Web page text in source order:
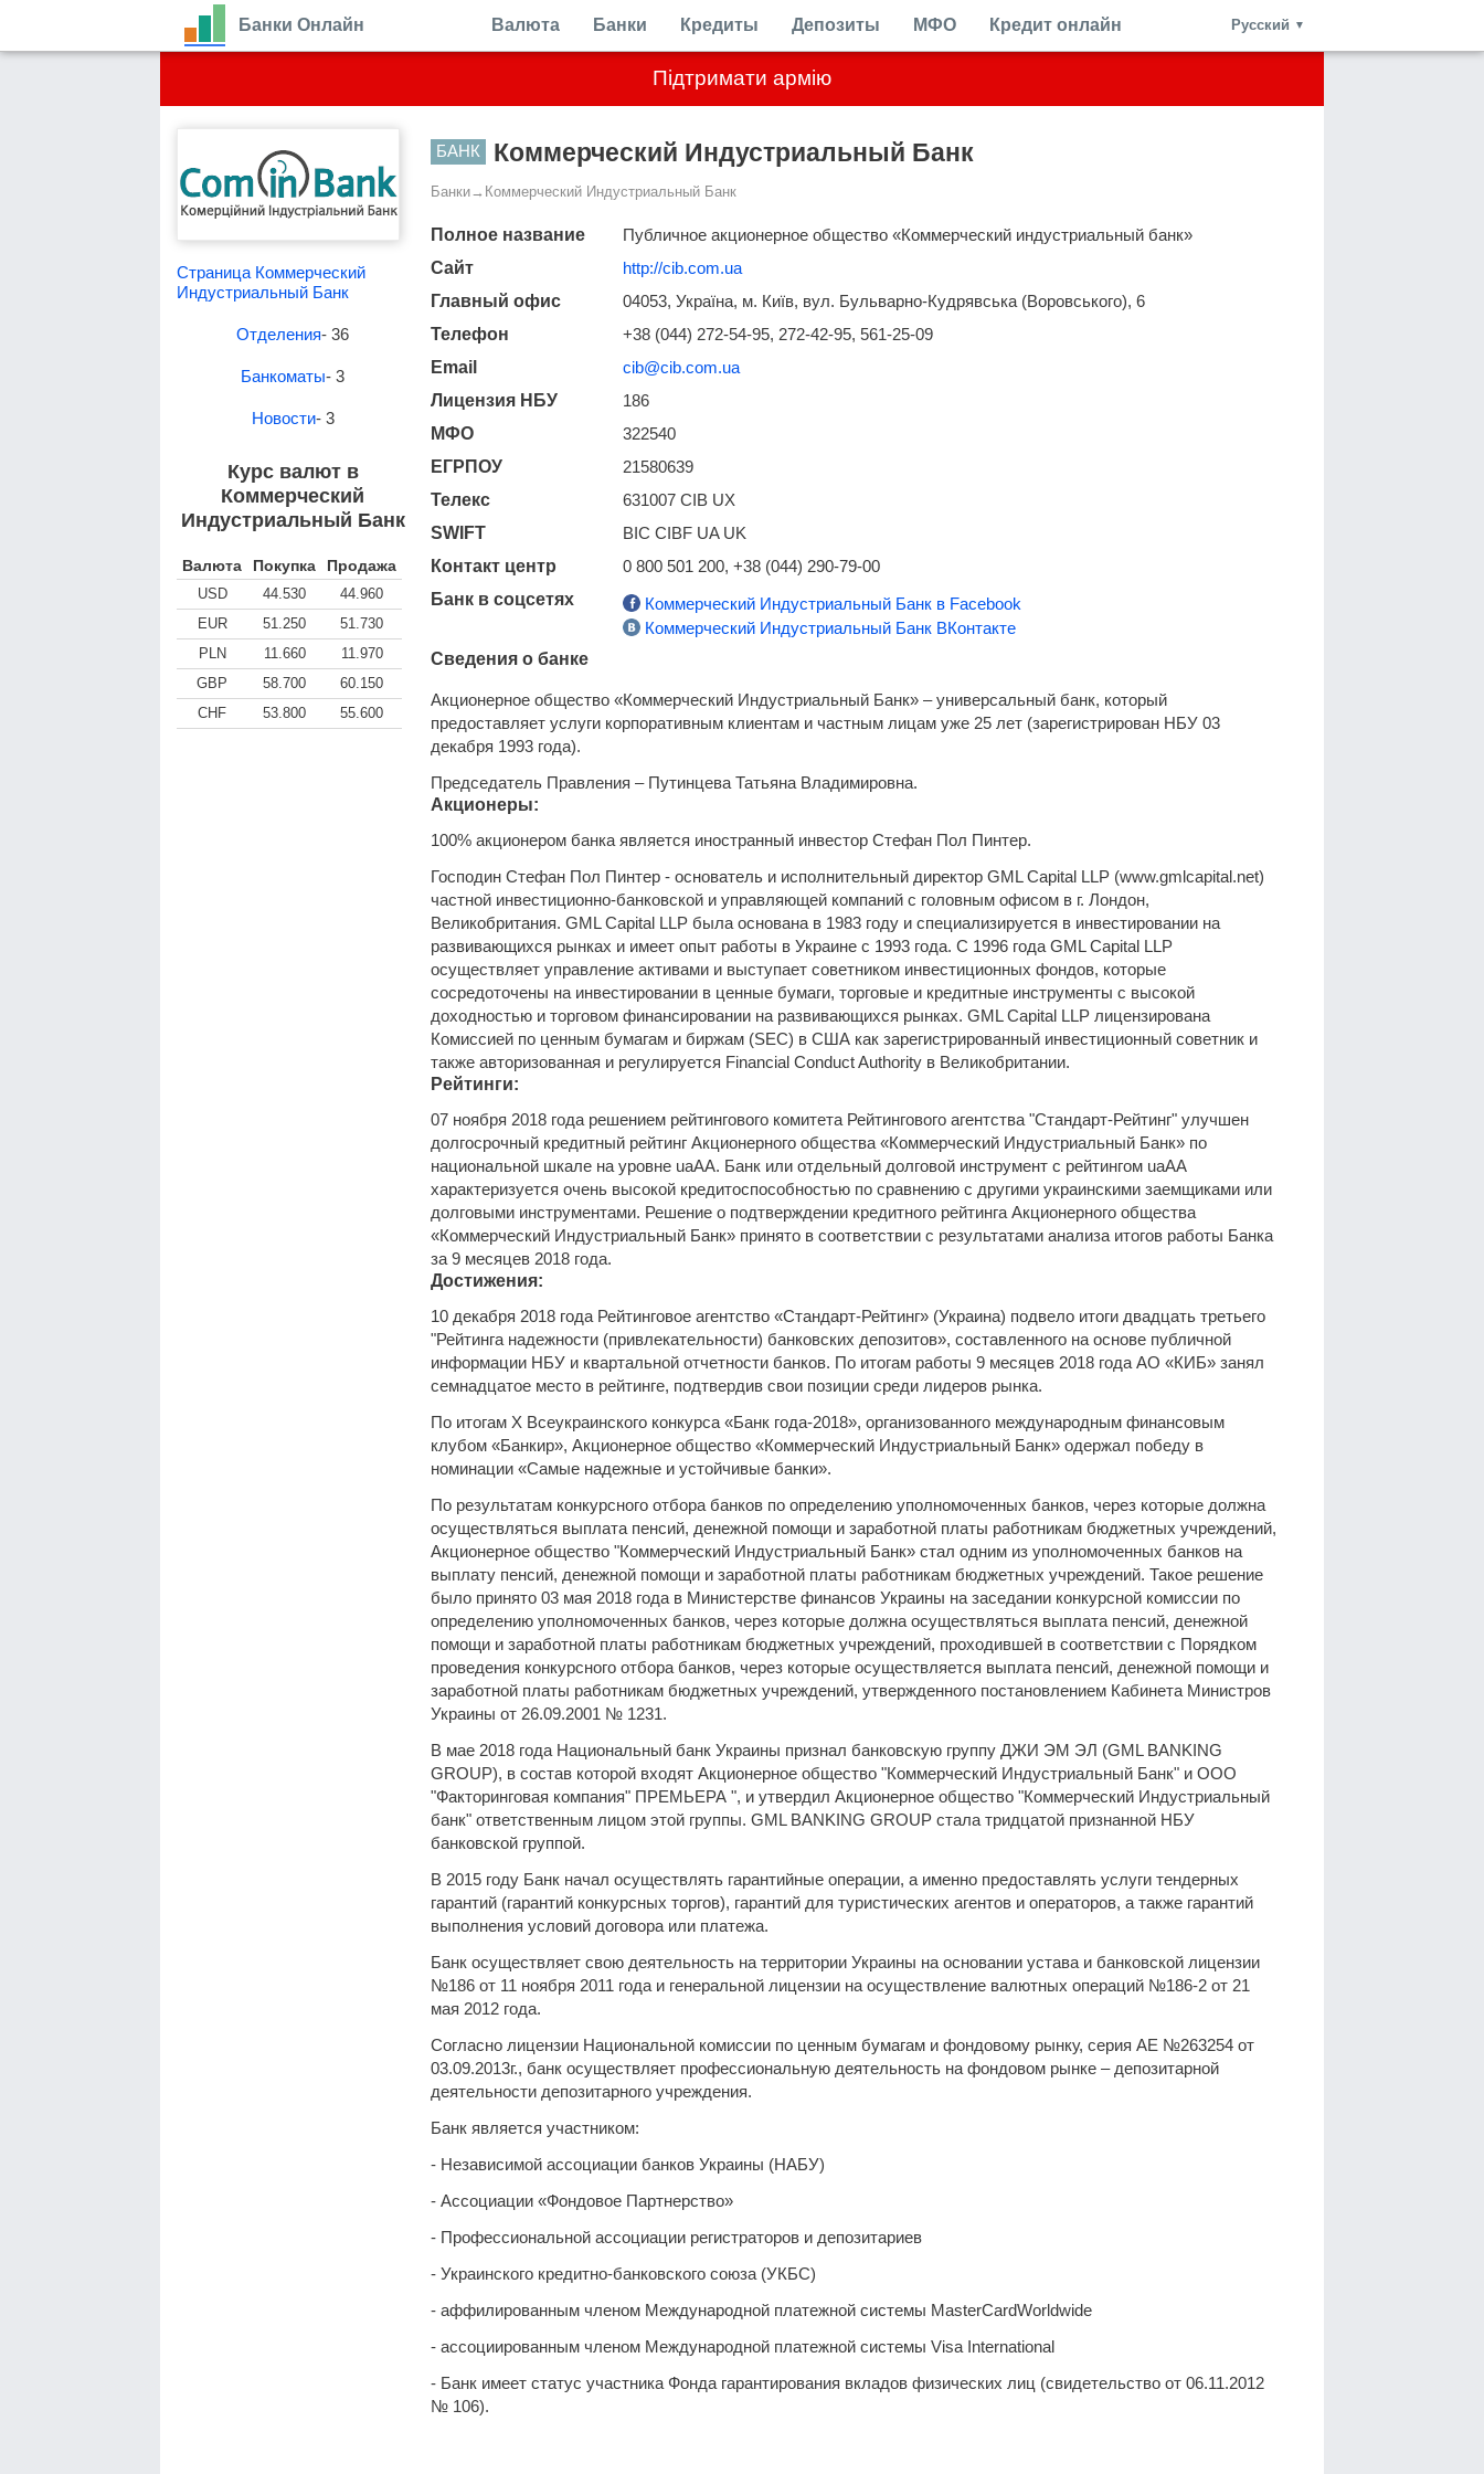
Підтримати армію
Банки Онлайн Валюта Банки Кредиты Депозиты МФО Кредит онлайн Русский ▼
Страница Коммерческий
Индустриальный Банк
Отделения- 36
Банкоматы- 3
Новости- 3
Курс валют в
Коммерческий
Индустриальный Банк
Валюта Покупка Продажа
USD 44.530
44.960
EUR
51.250
51.730
PLN
11.660
11.970
GBP
58.700
60.150
CHF
53.800 55.600
БАНК Коммерческий Индустриальный Банк
Банки→ Коммерческий Индустриальный Банк
Полное название
Публичное акционерное общество «Коммерческий индустриальный банк»
Сайт
http://cib.com.ua
Главный офис
04053, Україна, м. Київ, вул. Бульварно-Кудрявська (Воровського), 6
Телефон
+38 (044) 272-54-95, 272-42-95, 561-25-09
Email
cib@cib.com.ua
Лицензия НБУ
186
МФО
322540
ЕГРПОУ
21580639
Телекс
631007 CIB UX
SWIFT
BIC CIBF UA UK
Контакт центр
0 800 501 200, +38 (044) 290-79-00
Банк в соцсетях
Коммерческий Индустриальный Банк в Facebook
Коммерческий Индустриальный Банк ВКонтакте
Сведения о банке
Акционерное общество «Коммерческий Индустриальный Банк» – универсальный банк, который
предоставляет услуги корпоративным клиентам и частным лицам уже 25 лет (зарегистрирован НБУ 03
декабря 1993 года).
Председатель Правления – Путинцева Татьяна Владимировна.
Акционеры:
100% акционером банка является иностранный инвестор Стефан Пол Пинтер.
Господин Стефан Пол Пинтер - основатель и исполнительный директор GML Capital LLP (www.gmlcapital.net)
частной инвестиционно-банковской и управляющей компаний с головным офисом в г. Лондон,
Великобритания. GML Capital LLP была основана в 1983 году и специализируется в инвестировании на
развивающихся рынках и имеет опыт работы в Украине с 1993 года. С 1996 года GML Capital LLP
осуществляет управление активами и выступает советником инвестиционных фондов, которые
сосредоточены на инвестировании в ценные бумаги, торговые и кредитные инструменты с высокой
доходностью и торговом финансировании на развивающихся рынках. GML Capital LLP лицензирована
Комиссией по ценным бумагам и биржам (SEC) в США как зарегистрированный инвестиционный советник и
также авторизованная и регулируется Financial Conduct Authority в Великобритании.
Рейтинги:
07 ноября 2018 года решением рейтингового комитета Рейтингового агентства "Стандарт-Рейтинг" улучшен
долгосрочный кредитный рейтинг Акционерного общества «Коммерческий Индустриальный Банк» по
национальной шкале на уровне uaАА. Банк или отдельный долговой инструмент с рейтингом uaAА
характеризуется очень высокой кредитоспособностью по сравнению с другими украинскими заемщиками или
долговыми инструментами. Решение о подтверждении кредитного рейтинга Акционерного общества
«Коммерческий Индустриальный Банк» принято в соответствии с результатами анализа итогов работы Банка
за 9 месяцев 2018 года.
Достижения:
10 декабря 2018 года Рейтинговое агентство «Стандарт-Рейтинг» (Украина) подвело итоги двадцать третьего
"Рейтинга надежности (привлекательности) банковских депозитов», составленного на основе публичной
информации НБУ и квартальной отчетности банков. По итогам работы 9 месяцев 2018 года АО «КИБ» занял
семнадцатое место в рейтинге, подтвердив свои позиции среди лидеров рынка.
По итогам X Всеукраинского конкурса «Банк года-2018», организованного международным финансовым
клубом «Банкир», Акционерное общество «Коммерческий Индустриальный Банк» одержал победу в
номинации «Самые надежные и устойчивые банки».
По результатам конкурсного отбора банков по определению уполномоченных банков, через которые должна
осуществляться выплата пенсий, денежной помощи и заработной платы работникам бюджетных учреждений,
Акционерное общество "Коммерческий Индустриальный Банк» стал одним из уполномоченных банков на
выплату пенсий, денежной помощи и заработной платы работникам бюджетных учреждений. Такое решение
было принято 03 мая 2018 года в Министерстве финансов Украины на заседании конкурсной комиссии по
определению уполномоченных банков, через которые должна осуществляться выплата пенсий, денежной
помощи и заработной платы работникам бюджетных учреждений, проходившей в соответствии с Порядком
проведения конкурсного отбора банков, через которые осуществляется выплата пенсий, денежной помощи и
заработной платы работникам бюджетных учреждений, утвержденного постановлением Кабинета Министров
Украины от 26.09.2001 № 1231.
В мае 2018 года Национальный банк Украины признал банковскую группу ДЖИ ЭМ ЭЛ (GML BANKING
GROUP), в состав которой входят Акционерное общество "Коммерческий Индустриальный Банк" и ООО
"Факторинговая компания" ПРЕМЬЕРА ", и утвердил Акционерное общество "Коммерческий Индустриальный
банк" ответственным лицом этой группы. GML BANKING GROUP стала тридцатой признанной НБУ
банковской группой.
В 2015 году Банк начал осуществлять гарантийные операции, а именно предоставлять услуги тендерных
гарантий (гарантий конкурсных торгов), гарантий для туристических агентов и операторов, а также гарантий
выполнения условий договора или платежа.
Банк осуществляет свою деятельность на территории Украины на основании устава и банковской лицензии
№186 от 11 ноября 2011 года и генеральной лицензии на осуществление валютных операций №186-2 от 21
мая 2012 года.
Согласно лицензии Национальной комиссии по ценным бумагам и фондовому рынку, серия АЕ №263254 от
03.09.2013г., банк осуществляет профессиональную деятельность на фондовом рынке – депозитарной
деятельности депозитарного учреждения.
Банк является участником:
- Независимой ассоциации банков Украины (НАБУ)
- Ассоциации «Фондовое Партнерство»
- Профессиональной ассоциации регистраторов и депозитариев
- Украинского кредитно-банковского союза (УКБС)
- аффилированным членом Международной платежной системы MasterCardWorldwide
- ассоциированным членом Международной платежной системы Visa International
- Банк имеет статус участника Фонда гарантирования вкладов физических лиц (свидетельство от 06.11.2012
№ 106).